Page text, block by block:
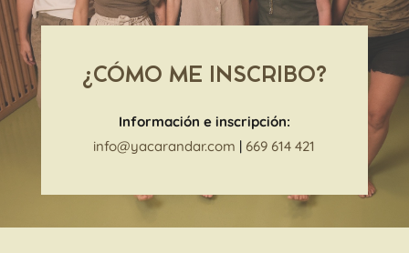
¿CÓMO ME INSCRIBO?
Información e inscripción:
info@yacarandar.com | 669 614 421